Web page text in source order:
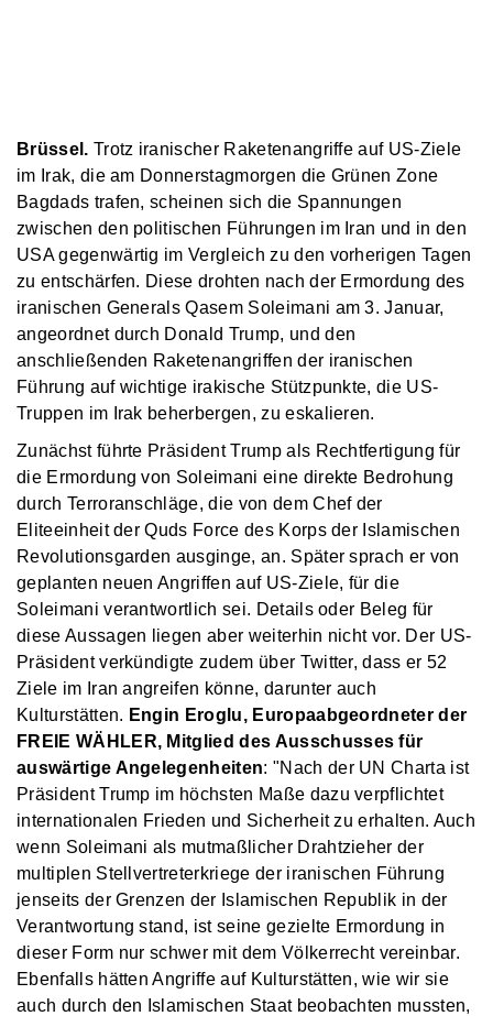
Brüssel. Trotz iranischer Raketenangriffe auf US-Ziele
im Irak, die am Donnerstagmorgen die Grünen Zone
Bagdads trafen, scheinen sich die Spannungen
zwischen den politischen Führungen im Iran und in den
USA gegenwärtig im Vergleich zu den vorherigen Tagen
zu entschärfen. Diese drohten nach der Ermordung des
iranischen Generals Qasem Soleimani am 3. Januar,
angeordnet durch Donald Trump, und den
anschließenden Raketenangriffen der iranischen
Führung auf wichtige irakische Stützpunkte, die US-
Truppen im Irak beherbergen, zu eskalieren.
Zunächst führte Präsident Trump als Rechtfertigung für
die Ermordung von Soleimani eine direkte Bedrohung
durch Terroranschläge, die von dem Chef der
Eliteeinheit der Quds Force des Korps der Islamischen
Revolutionsgarden ausginge, an. Später sprach er von
geplanten neuen Angriffen auf US-Ziele, für die
Soleimani verantwortlich sei. Details oder Beleg für
diese Aussagen liegen aber weiterhin nicht vor. Der US-
Präsident verkündigte zudem über Twitter, dass er 52
Ziele im Iran angreifen könne, darunter auch
Kulturstätten. Engin Eroglu, Europaabgeordneter der
FREIE WÄHLER, Mitglied des Ausschusses für
auswärtige Angelegenheiten: "Nach der UN Charta ist
Präsident Trump im höchsten Maße dazu verpflichtet
internationalen Frieden und Sicherheit zu erhalten. Auch
wenn Soleimani als mutmaßlicher Drahtzieher der
multiplen Stellvertreterkriege der iranischen Führung
jenseits der Grenzen der Islamischen Republik in der
Verantwortung stand, ist seine gezielte Ermordung in
dieser Form nur schwer mit dem Völkerrecht vereinbar.
Ebenfalls hätten Angriffe auf Kulturstätten, wie wir sie
auch durch den Islamischen Staat beobachten mussten,